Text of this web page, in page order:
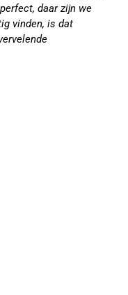
daar zijn we
vinden, is dat